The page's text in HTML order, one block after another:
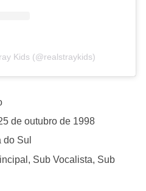
Kids (@realstraykids)
de outubro de 1998
do Sul
Sub Vocalista, Sub